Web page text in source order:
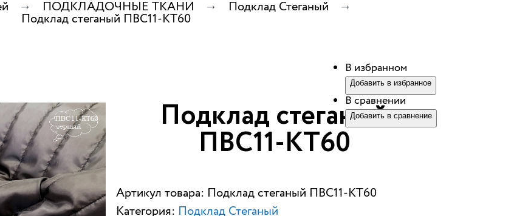
ПОДКЛАДОЧНЫЕ ТКАНИ Подклад Стеганый
Подклад стеганый ПВС11-КТ60
Подклад стеганый
ПВС11-КТ60
Артикул товара: Подклад стеганый ПВС11-КТ60
Категория: Подклад Стеганый
В избранном
Добавить в избранное
В сравнении
Добавить в сравнение